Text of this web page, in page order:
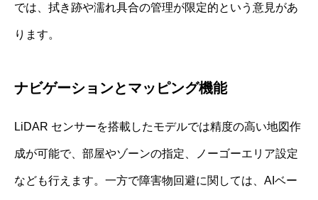
では、拭き跡や濡れ具合の管理が限定的という意見があ
ります。
ナビゲーションとマッピング機能
LiDAR センサーを搭載したモデルでは精度の高い地図作
成が可能で、部屋やゾーンの指定、ノーゴーエリア設定
なども行えます。一方で障害物回避に関しては、AIベー